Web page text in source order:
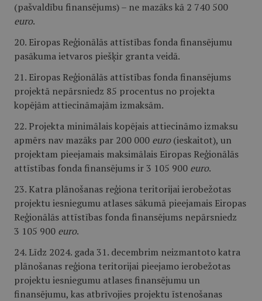
(pašvaldību finansējums) – ne mazāks kā 2 740 500
euro.
20. Eiropas Reģionālās attīstības fonda finansējumu
pasākuma ietvaros piešķir granta veidā.
21. Eiropas Reģionālās attīstības fonda finansējums
projektā nepārsniedz 85 procentus no projekta
kopējām attiecināmajām izmaksām.
22. Projekta minimālais kopējais attiecināmo izmaksu
apmērs nav mazāks par 200 000 euro(ieskaitot), un
projektam pieejamais maksimālais Eiropas Reģionālās
attīstības fonda finansējums ir 3 105 900 euro.
23. Katra plānošanas reģiona teritorijai ierobežotas
projektu iesniegumu atlases sākumā pieejamais Eiropas
Reģionālās attīstības fonda finansējums nepārsniedz
3 105 900 euro.
24. Līdz 2024. gada 31. decembrim neizmantoto katra
plānošanas reģiona teritorijai pieejamo ierobežotas
projektu iesniegumu atlases finansējumu un
finansējumu, kas atbrīvojies projektu īstenošanas